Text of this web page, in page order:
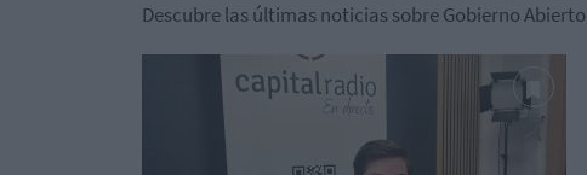
Descubre las últimas noticias sobre Gobierno Abierto